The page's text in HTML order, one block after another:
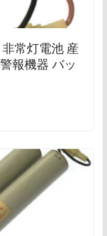
常灯電池 産
報機器 バッ